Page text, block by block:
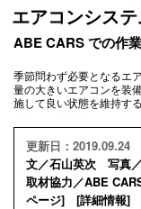
エアコンシス
ABE CARS での作
季節問わず必要となるエ
量の大きいエアコンを装
施して良い状態を維持す
更新日：2019.09.24
文／石山英次 写真
取材協力／ABE
ページ] [詳細情報]